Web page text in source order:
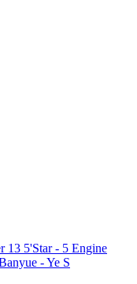
13 5'Star - 5 Engine
- Ye S